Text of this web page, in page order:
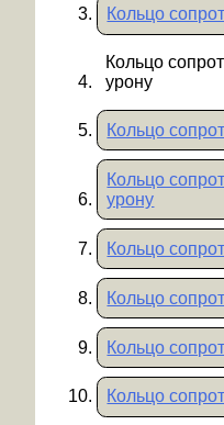
Кольцо
Кольцо
урону
Кольцо
Кольцо
урону
Кольцо
Кольцо
Кольцо
Кольцо